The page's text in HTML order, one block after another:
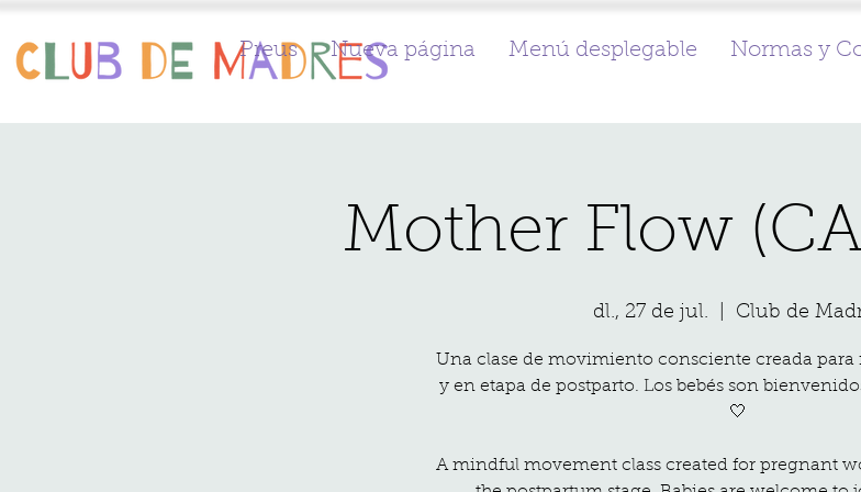
Preus Nueva página Menú desplegable Normas y
Mother Flow
dl., 27 de jul. Club de
Una clase de movimiento consciente creada para
y en etapa de postparto. Los bebés son
🤍
A mindful movement class created for pregnant